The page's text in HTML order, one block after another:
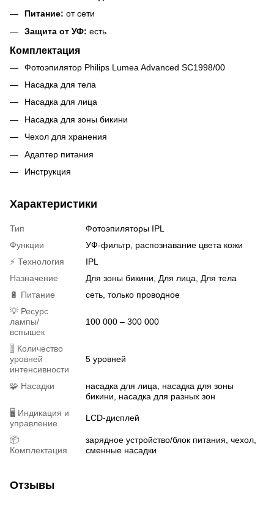
Питание: от сети
Защита от УФ: есть
Комплектация
Фотоэпилятор Philips Lumea Advanced SC1998/00
Насадка для тела
Насадка для лица
Насадка для зоны бикини
Чехол для хранения
Адаптер питания
Инструкция
Характеристики
Тип
Фотоэпиляторы IPL
Функции
УФ-фильтр, распознавание цвета кожи
⚡ Технология
IPL
Назначение
Для зоны бикини, Для лица, Для тела
🔋 Питание
сеть, только проводное
💡 Ресурс
лампы/
вспышек
100 000 – 300 000
🎚 Количество
уровней
интенсивности
5 уровней
🧩 Насадки
насадка для лица, насадка для зоны
бикини, насадка для разных зон
🖥 Индикация и
управление
LCD-дисплей
📦
Комплектация
зарядное устройство/блок питания, чехол,
сменные насадки
Отзывы